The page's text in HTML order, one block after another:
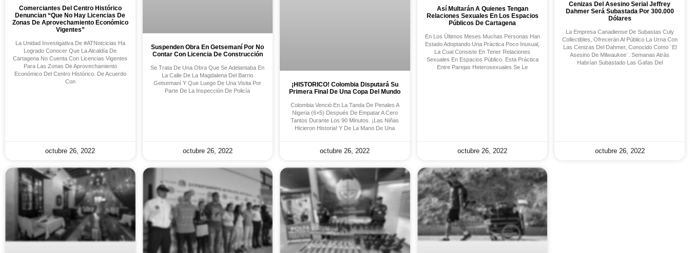
Comerciantes Del Centro Histórico
Denuncian “que No Hay Licencias De
Zonas De Aprovechamiento Económico
Vigentes”
La Unidad Investigativa De #ATNotcicias Ha
Logrado Conocer Que La Alcaldía De
Cartagena No Cuenta Con Licencias Vigentes
Para Las Zonas De Aprovechamiento
Económico Del Centro Histórico. De Acuerdo
Con
octubre 26, 2022
Suspenden Obra En Getsemaní Por No
Contar Con Licencia De Construcción
Se Trata De Una Obra Que Se Adelantaba En
La Calle De La Magdalena Del Barrio
Getsemaní Y Que Luego De Una Visita Por
Parte De La Inspección De Policía
octubre 26, 2022
¡HISTORICO! Colombia Disputará Su
Primera Final De Una Copa Del Mundo
Colombia Venció En La Tanda De Penales A
Nigeria (6×5) Después De Empatar A Cero
Tantos Durante Los 90 Minutos. ¡Las Niñas
Hicieron Historia! Y De La Mano De Una
octubre 26, 2022
Así Multarán A Quienes Tengan
Relaciones Sexuales En Los Espacios
Públicos De Cartagena
En Los Últimos Meses Muchas Personas Han
Estado Adoptando Una Práctica Poco Inusual,
La Cual Consiste En Tener Relaciones
Sexuales En Espacios Público. Esta Práctica
Entre Parejas Heterosexuales Se Le
octubre 26, 2022
Cenizas Del Asesino Serial Jeffrey
Dahmer Será Subastada Por 300.000
Dólares
La Empresa Canadiense De Subastas Culy
Collectibles, Ofrecerán Al Público La Urna Con
Las Cenizas Del Dahmer, Conocido Como ¨el
Asesino De Milwaukee¨. Semanas Atrás
Habrían Subastado Las Gafas Del
octubre 26, 2022